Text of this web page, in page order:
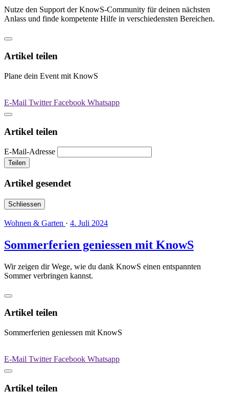
Nutze den Support der KnowS-Community für deinen nächsten
Anlass und finde kompetente Hilfe in verschiedensten Bereichen.
Artikel teilen
Plane dein Event mit KnowS
E-Mail TwitterFacebook Whatsapp
Artikel teilen
E-Mail-Adresse
Teilen
Artikel gesendet
Schliessen
Wohnen & Garten · 4. Juli 2024
Sommerferien geniessen mit KnowS
Wir zeigen dir Wege, wie du dank KnowS einen entspannten
Sommer verbringen kannst.
Artikel teilen
Sommerferien geniessen mit KnowS
E-Mail TwitterFacebook Whatsapp
Artikel teilen